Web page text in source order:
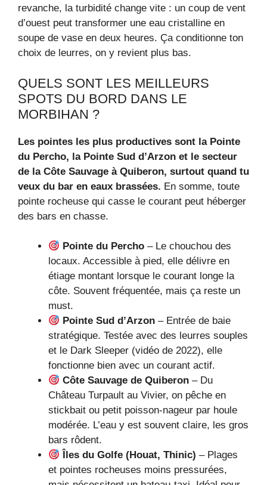
revanche, la turbidité change vite : un coup de vent
d’ouest peut transformer une eau cristalline en
soupe de vase en deux heures. Ça conditionne ton
choix de leurres, on y revient plus bas.
QUELS SONT LES MEILLEURS
SPOTS DU BORD DANS LE
MORBIHAN ?
Les pointes les plus productives sont la Pointe
du Percho, la Pointe Sud d’Arzon et le secteur
de la Côte Sauvage à Quiberon, surtout quand tu
veux du bar en eaux brassées. En somme, toute
pointe rocheuse qui casse le courant peut héberger
des bars en chasse.
Pointe du Percho – Le chouchou des
locaux. Accessible à pied, elle délivre en
étiage montant lorsque le courant longe la
côte. Souvent fréquentée, mais ça reste un
must.
Pointe Sud d’Arzon – Entrée de baie
stratégique. Testée avec des leurres souples
et le Dark Sleeper (vidéo de 2022), elle
fonctionne bien avec un courant actif.
Côte Sauvage de Quiberon – Du
Château Turpault au Vivier, on pêche en
stickbait ou petit poisson‑nageur par houle
modérée. L’eau y est souvent claire, les gros
bars rôdent.
Îles du Golfe (Houat, Thinic) – Plages
et pointes rocheuses moins pressurées,